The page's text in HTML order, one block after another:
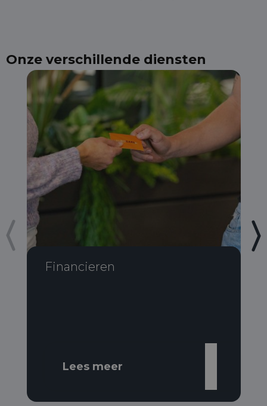
Onze verschillende diensten
Financieren
Lees meer